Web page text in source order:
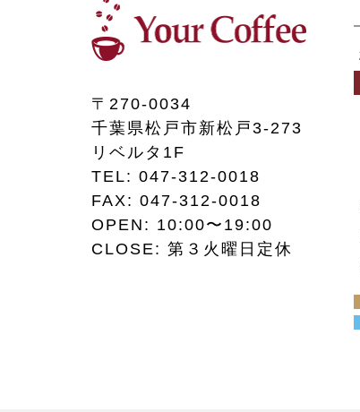
〒270-0034
千葉県松戸市新松戸3-273
リベルタ1F
TEL: 047-312-0018
FAX: 047-312-0018
OPEN: 10:00〜19:00
CLOSE: 第３火曜日定休